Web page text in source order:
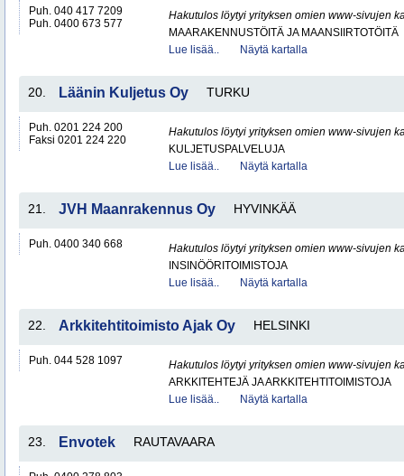
Puh. 040 417 7209
Puh. 0400 673 577
Hakutulos löytyi yrityksen omien www-sivujen
MAARAKENNUSTÖITÄ JA MAANSIIRTOTÖITÄ
Lue lisää..
Näytä kartalla
20. Läänin Kuljetus Oy TURKU
Puh. 0201 224 200
Faksi 0201 224 220
Hakutulos löytyi yrityksen omien www-sivujen
KULJETUSPALVELUJA
Lue lisää..
Näytä kartalla
21. JVH Maanrakennus Oy HYVINKÄÄ
Puh. 0400 340 668
Hakutulos löytyi yrityksen omien www-sivujen
INSINÖÖRITOIMISTOJA
Lue lisää..
Näytä kartalla
22. Arkkitehtitoimisto Ajak Oy HELSINKI
Puh. 044 528 1097
Hakutulos löytyi yrityksen omien www-sivujen
ARKKITEHTEJÄ JA ARKKITEHTITOIMISTOJA
Lue lisää..
Näytä kartalla
23. Envotek RAUTAVAARA